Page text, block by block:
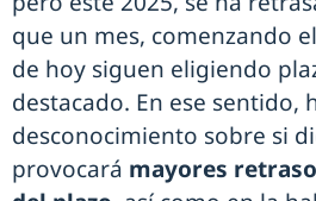
que un mes, comenzando
de hoy siguen eligiendo
destacado. En ese sentido,
desconocimiento sobre si
provocará mayores